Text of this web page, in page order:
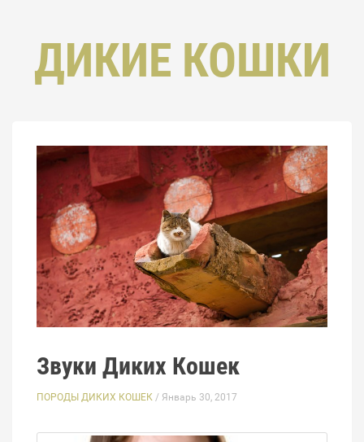
ДИКИЕ КОШКИ
Звуки Диких Кошек
ПОРОДЫ ДИКИХ КОШЕК / Январь 30, 2017